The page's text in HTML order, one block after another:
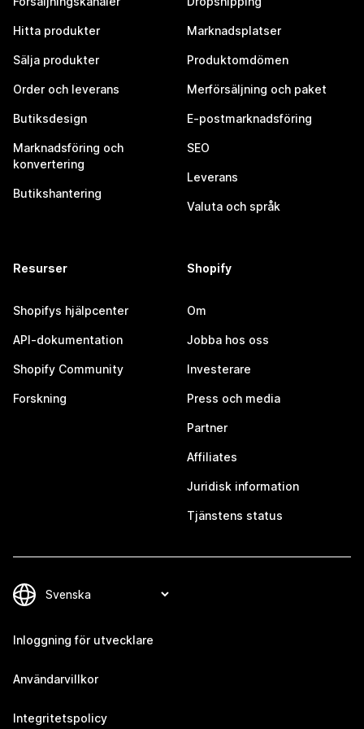
Hitta produkter
Sälja produkter
Order och leverans
Butiksdesign
Marknadsföring och
konvertering
Butikshantering
Marknadsplatser
Produktomdömen
Merförsäljning och paket
E-postmarknadsföring
SEO
Leverans
Valuta och språk
Resurser
Shopifys hjälpcenter
API-dokumentation
Shopify Community
Forskning
Shopify
Om
Jobba hos oss
Investerare
Press och media
Partner
Affiliates
Juridisk information
Tjänstens status
Inloggning för utvecklare
Användarvillkor
Integritetspolicy